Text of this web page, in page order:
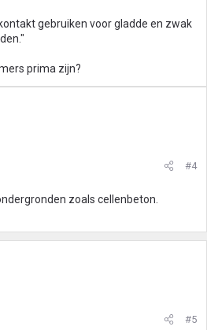
gebruiken voor gladde en zwak
prima zijn?
#4
zoals cellenbeton.
#5